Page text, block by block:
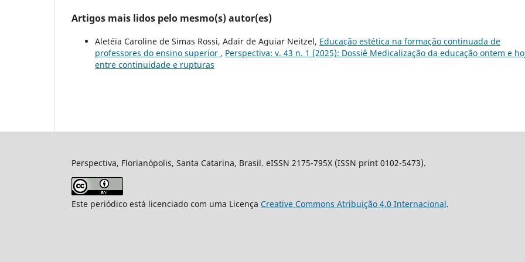
Artigos mais lidos pelo mesmo(s) autor(es)
Aletéia Caroline de Simas Rossi, Adair de Aguiar Neitzel, Educação estética na formação continuada de
professores do ensino superior , Perspectiva: v. 43 n. 1 (2025): Dossiê Medicalização da educação ontem e
entre continuidade e rupturas
Perspectiva, Florianópolis, Santa Catarina, Brasil. eISSN 2175-795X (ISSN print 0102-5473).
Este periódico está licenciado com uma Licença Creative Commons Atribuição 4.0 Internacional.